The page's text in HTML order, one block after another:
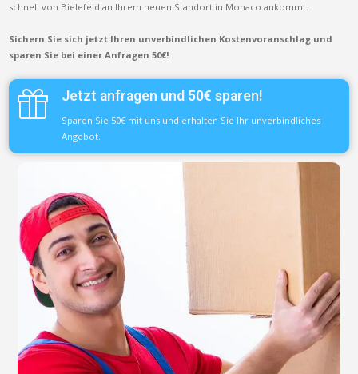
schnell von Bielefeld an Ihrem neuen Standort in Monaco ankommt.
Sichern Sie sich jetzt Ihren unverbindlichen Kostenvoranschlag und
sparen Sie bei einer Anfragen 50€!
Jetzt anfragen und 50€ sparen!
Sparen Sie 50€ mit uns und erhalten Sie Ihr unverbindliches
Angebot.